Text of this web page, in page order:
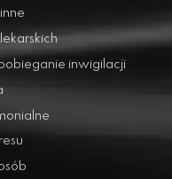
inwigilacji